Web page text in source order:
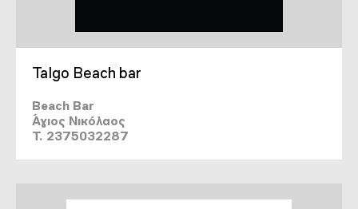
Talgo Beach bar
Beach Bar
Άγιος Νικόλαος
T. 2375032287